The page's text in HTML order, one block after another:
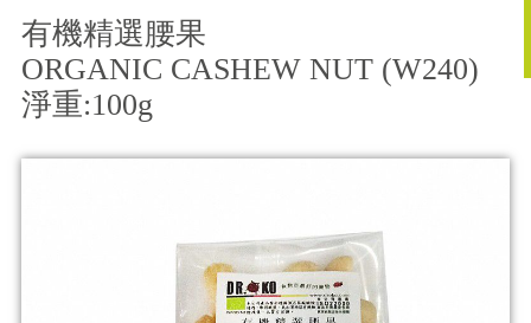
有機精選腰果
ORGANIC CASHEW NUT (W240)
淨重:100g